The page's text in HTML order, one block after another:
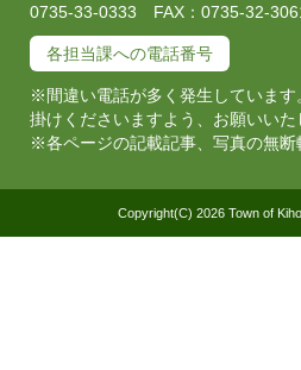
0735-33-0333 FAX：0735-32-
各担当課への電話番号
※間違い電話が多く発生していま
掛けくださいますよう、お願いいた
※各ページの記載記事、写真の無断
Copyright(C) 2026 Town of